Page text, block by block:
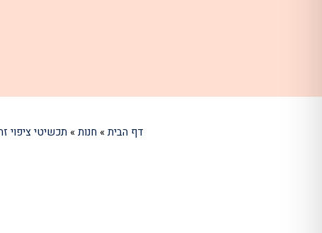
דף הבית» חנות» תכשיטי ציפוי